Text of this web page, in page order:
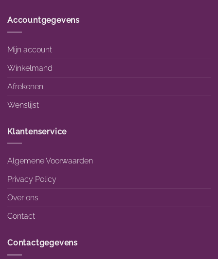
Accountgegevens
Mijn account
Winkelmand
Afrekenen
Wenslijst
Klantenservice
Algemene Voorwaarden
Privacy Policy
Over ons
Contact
Contactgegevens